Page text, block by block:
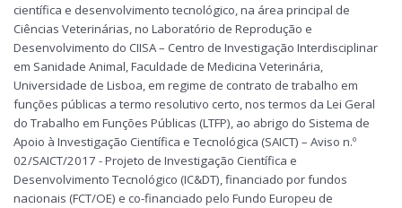
científica e desenvolvimento tecnológico, na área principal de
Ciências Veterinárias, no Laboratório de Reprodução e
Desenvolvimento do CIISA – Centro de Investigação Interdisciplinar
em Sanidade Animal, Faculdade de Medicina Veterinária,
Universidade de Lisboa, em regime de contrato de trabalho em
funções públicas a termo resolutivo certo, nos termos da Lei Geral
do Trabalho em Funções Públicas (LTFP), ao abrigo do Sistema de
Apoio à Investigação Científica e Tecnológica (SAICT) – Aviso n.º
02/SAICT/2017 - Projeto de Investigação Científica e
Desenvolvimento Tecnológico (IC&DT), financiado por fundos
nacionais (FCT/OE) e co-financiado pelo Fundo Europeu de